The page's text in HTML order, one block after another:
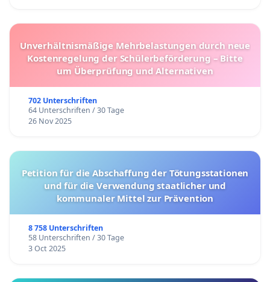
Unverhältnismäßige Mehrbelastungen durch neue
Kostenregelung der Schülerbeförderung – Bitte
um Überprüfung und Alternativen
702 Unterschriften
64 Unterschriften / 30 Tage
26 Nov 2025
Petition für die Abschaffung der Tötungsstationen
und für die Verwendung staatlicher und
kommunaler Mittel zur Prävention
8 758 Unterschriften
58 Unterschriften / 30 Tage
3 Oct 2025